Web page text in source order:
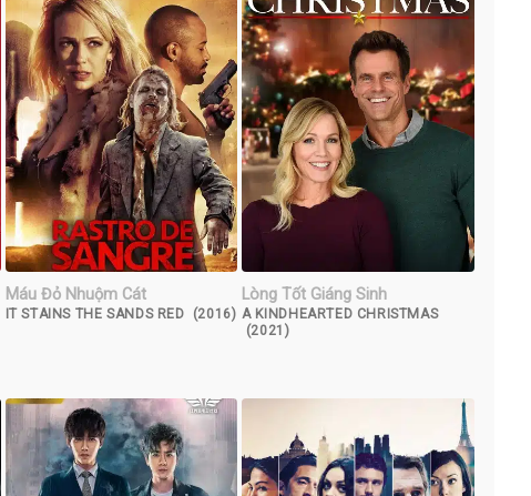
Máu Đỏ Nhuộm Cát
IT STAINS THE SANDS RED (2016)
Lòng Tốt Giáng Sinh
A KINDHEARTED CHRISTMAS
(2021)